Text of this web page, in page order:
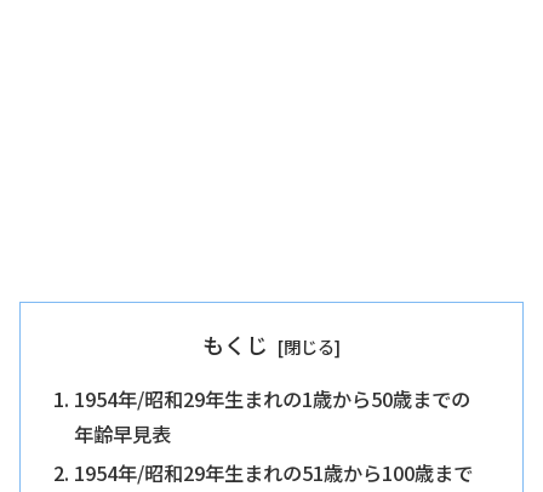
もくじ
1954年/昭和29年生まれの1歳から50歳までの
年齢早見表
1954年/昭和29年生まれの51歳から100歳まで